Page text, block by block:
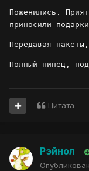
Поженились.
приносили
Передавая
Полный пипец,
Цитата
Рэйнол